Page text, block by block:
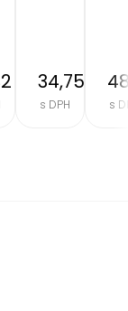
€ 34,75 €
s DPH s